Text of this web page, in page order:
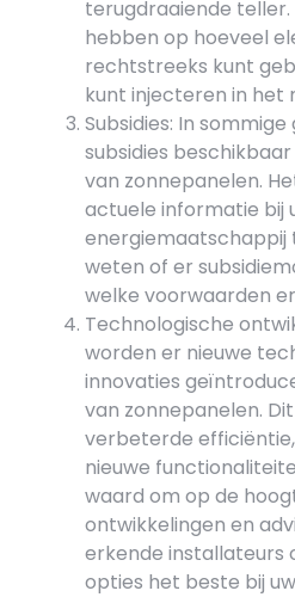
terugdraaiende teller.
hebben op hoeveel
rechtstreeks kunt
kunt injecteren in het
Subsidies: In
subsidies
van zonnepanelen.
actuele informatie bij
weten of er
welke voorwaarden
Technologische
worden er nieuwe
innovaties
van zonnepanelen.
verbeterde
nieuwe
waard om op de
ontwikkelingen en
erkende installateurs
opties het beste bij